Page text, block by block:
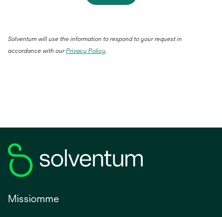
Solventum will use the information to respond to your request in
accordance with ourPrivacy Policy.
Missiomme